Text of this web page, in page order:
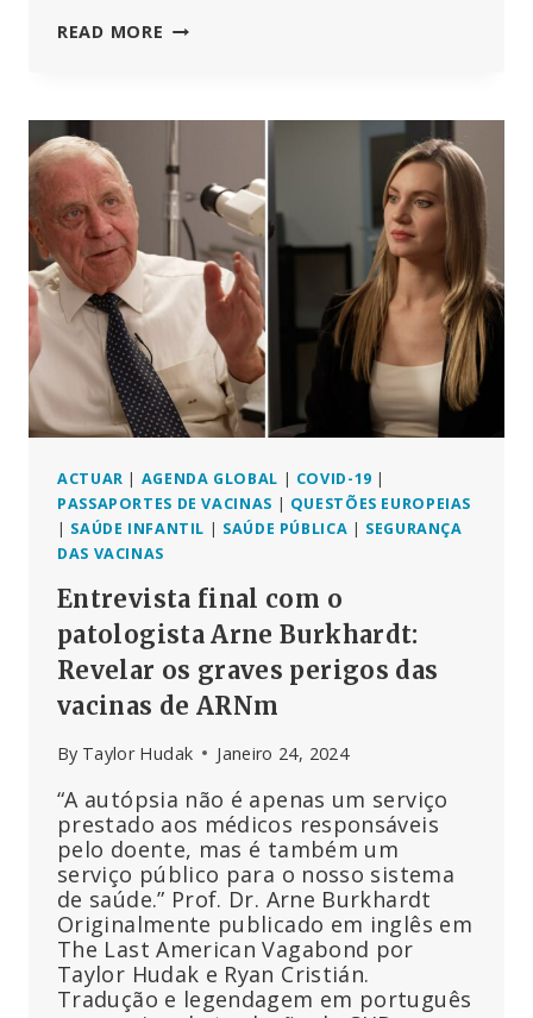
READ MORE BRIAN
PAINEL
DE
PERITOS
SOBRE
O
ENCOBRIMENTO
COVID
ACTUAR | AGENDA GLOBAL | COVID-19 |
PASSAPORTES DE VACINAS | QUESTÕES EUROPEIAS
| SAÚDE INFANTIL | SAÚDE PÚBLICA | SEGURANÇA
DAS VACINAS
Entrevista final com o
patologista Arne Burkhardt:
Revelar os graves perigos das
vacinas de ARNm
By Taylor Hudak Janeiro 24, 2024
“A autópsia não é apenas um serviço
prestado aos médicos responsáveis
pelo doente, mas é também um
serviço público para o nosso sistema
de saúde.” Prof. Dr. Arne Burkhardt
Originalmente publicado em inglês em
The Last American Vagabond por
Taylor Hudak e Ryan Cristián.
Tradução e legendagem em português